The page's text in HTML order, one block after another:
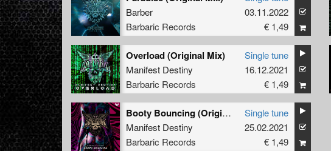
Barber
Barbaric Records
03.11.2022
€ 1,49
Overload (Original Mix)
Manifest Destiny
Barbaric Records
Single tune
16.12.2021
€ 1,49
Booty Bouncing (Original Mix)
Manifest Destiny
Barbaric Records
Single tune
25.02.2021
€ 1,49